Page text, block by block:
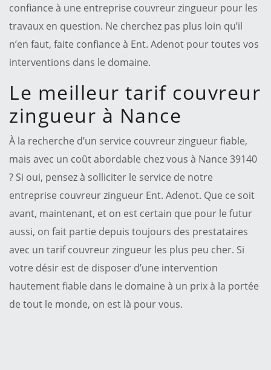
confiance à une entreprise couvreur zingueur pour les
travaux en question. Ne cherchez pas plus loin qu’il
n’en faut, faite confiance à Ent. Adenot pour toutes vos
interventions dans le domaine.
Le meilleur tarif couvreur
zingueur à Nance
À la recherche d’un service couvreur zingueur fiable,
mais avec un coût abordable chez vous à Nance 39140
? Si oui, pensez à solliciter le service de notre
entreprise couvreur zingueur Ent. Adenot. Que ce soit
avant, maintenant, et on est certain que pour le futur
aussi, on fait partie depuis toujours des prestataires
avec un tarif couvreur zingueur les plus peu cher. Si
votre désir est de disposer d’une intervention
hautement fiable dans le domaine à un prix à la portée
de tout le monde, on est là pour vous.